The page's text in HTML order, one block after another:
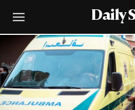
Daily